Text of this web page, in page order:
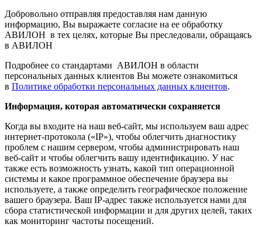
Добровольно отправляя предоставляя нам данную
информацию, Вы выражаете согласие на ее обработку
АВИЛОН в тех целях, которые Вы преследовали, обращаясь
в АВИЛОН
Подробнее со стандартами АВИЛОН в области
персональных данных клиентов Вы можете ознакомиться
в Политике обработки персональных данных клиентов.
Информация, которая автоматически сохраняется
Когда вы входите на наш веб-сайт, мы используем ваш адрес
интернет-протокола («IP»), чтобы облегчить диагностику
проблем с нашим сервером, чтобы администрировать наш
веб-сайт и чтобы облегчить вашу идентификацию. У нас
также есть возможность узнать, какой тип операционной
системы и какое программное обеспечение браузера вы
используете, а также определить географическое положение
вашего браузера. Ваш IP-адрес также используется нами для
сбора статистической информации и для других целей, таких
как мониторинг частоты посещений.